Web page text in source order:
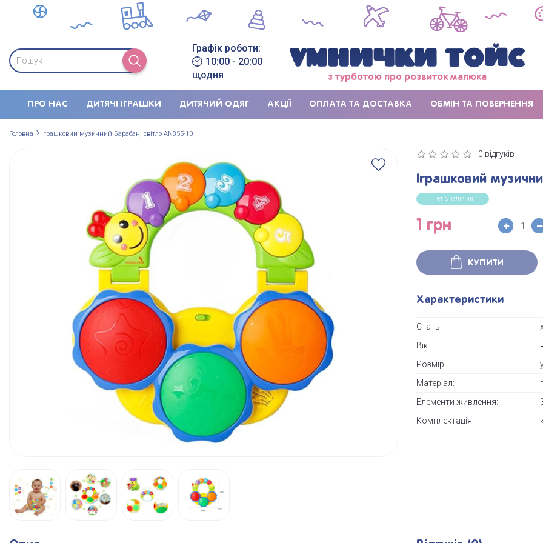
Графік роботи:
10:00 - 20:00
щодня
з турботою про розвиток малюка
ПРО НАС ДИТЯЧІ ІГРАШКИ ДИТЯЧИЙ ОДЯГ АКЦІЇ ОПЛАТА ТА ДОСТАВКА ОБМІН ТА ПОВЕРНЕННЯ
Головна Іграшковий музичний Барабан, світло AN855-10
0 відгуків
Іграшковий
Нет в наличии
1 грн
КУПИТИ
Характеристики
Стать:
Вік:
Розмір:
Матеріал:
Елементи живлення:
Комплектація: